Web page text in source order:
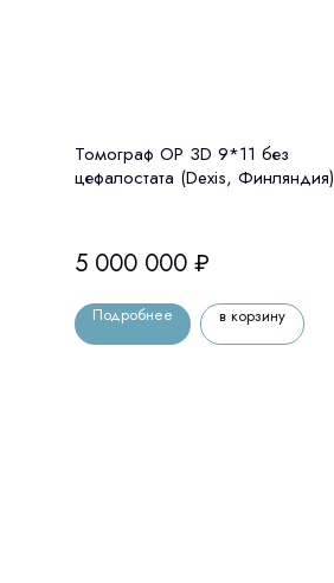
Томограф OP 3D 9*11 без
цефалостата (Dexis, Финляндия)
5 000 000 ₽
Подробнее в корзину